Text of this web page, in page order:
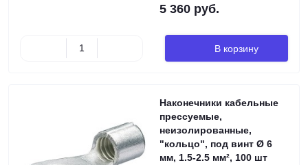
5 360 руб.
В корзину
Наконечники кабельные
прессуемые,
неизолированные,
"кольцо", под винт Ø 6
мм, 1.5-2.5 мм², 100 шт